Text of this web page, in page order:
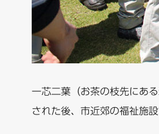
一芯二葉（お茶の枝先にあ
された後、市近郊の福祉施